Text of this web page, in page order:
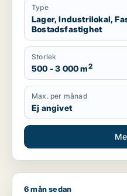
Type
Lager, Industrilokal,
Bostadsfastighet
Storlek
500 - 3 000 m2
Max. per månad
Ej angivet
Ahmed söker kontor,
6 mån sedan